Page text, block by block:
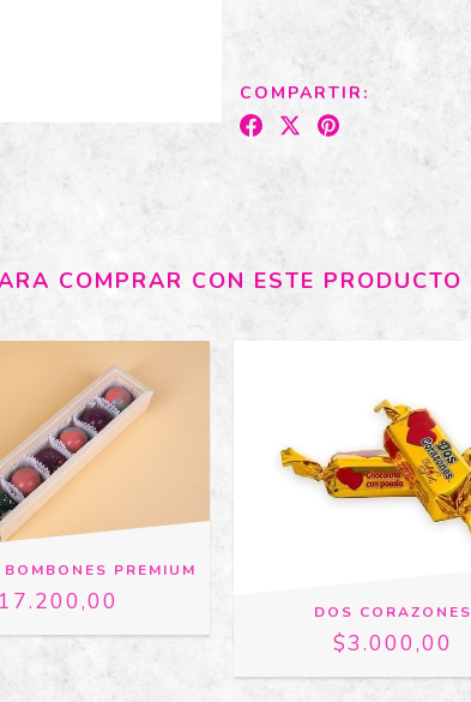
COMPARTIR:
COMPRAR CON ESTE PRODUCTO
PREMIUM
DOS CORAZONES
$3.000,00